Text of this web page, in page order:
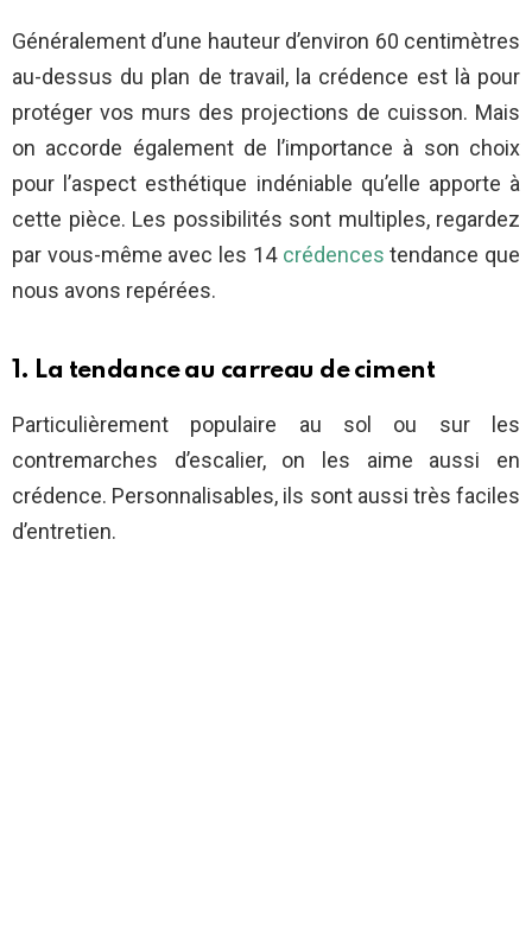
Généralement d’une hauteur d’environ 60 centimètres
au-dessus du plan de travail, la crédence est là pour
protéger vos murs des projections de cuisson. Mais
on accorde également de l’importance à son choix
pour l’aspect esthétique indéniable qu’elle apporte à
cette pièce. Les possibilités sont multiples, regardez
par vous-même avec les 14 crédences tendance que
nous avons repérées.
1. La tendance au carreau de ciment
Particulièrement populaire au sol ou sur les
contremarches d’escalier, on les aime aussi en
crédence. Personnalisables, ils sont aussi très faciles
d’entretien.